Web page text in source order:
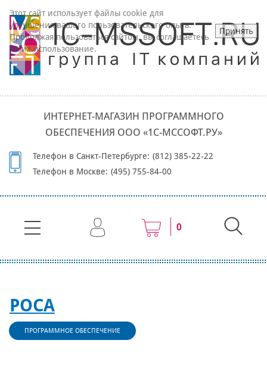
ИНТЕРНЕТ-МАГАЗИН ПРОГРАММНОГО
ОБЕСПЕЧЕНИЯ ООО «1С-МССОФТ.РУ»
Телефон в Санкт-Петербурге: (812) 385-22-22
Телефон в Москве: (495) 755-84-00
0
РОСА
ПРОГРАММНОЕ ОБЕСПЕЧЕНИЕ
Этот сайт использует файлы cookie для
улучшения вашего пользовательского опыта.
Продолжая пользоваться сайтом, вы соглашаетесь
на их использование.
Принять